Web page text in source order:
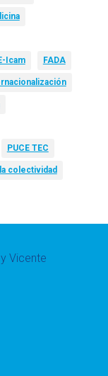
Icam FADA
PUCE TEC
colectividad
Vicente